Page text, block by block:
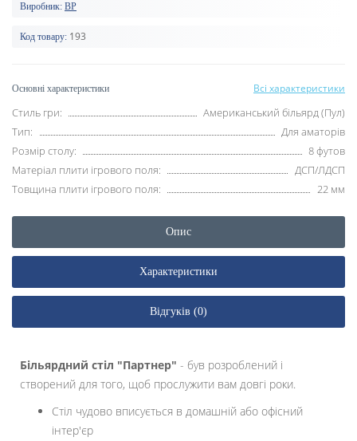
Виробник: BP
Код товару: 193
Основні характеристики Всі характеристики
Стиль гри:
Американський більярд (Пул)
Тип:
Для аматорів
Розмір столу:
8 футов
Матеріал плити ігрового поля:
ДСП/ЛДСП
Товщина плити ігрового поля:
22 мм
Опис
Характеристики
Відгуків (0)
Більярдний стіл "Партнер" - був розроблений і
створений для того, щоб прослужити вам довгі роки.
Стіл чудово вписується в домашній або офісний
інтер'єр